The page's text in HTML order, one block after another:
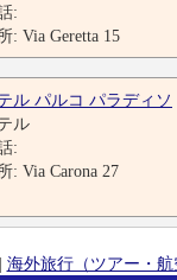
:
: Via Geretta 15
ル パルコ パラディソ
ル
:
: Via Carona 27
| 海外旅行（ツアー・航